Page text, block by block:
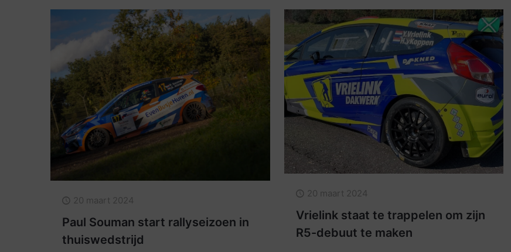
20 maart 2024
Paul Souman start rallyseizoen in
thuiswedstrijd
20 maart 2024
Vrielink staat te trappelen om zijn
R5-debuut te maken